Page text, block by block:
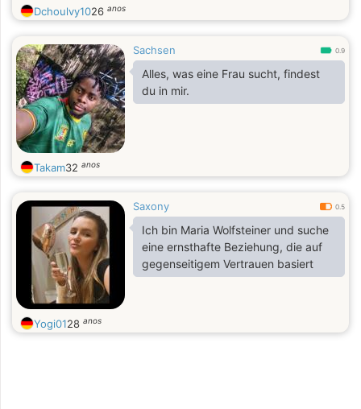
intéressantes et découvrir de
Dchoulvy1026 anos
Sachsen 0.9
Alles, was eine Frau sucht, findest
du in mir.
Takam32 anos
Saxony 0.5
Ich bin Maria Wolfsteiner und suche
eine ernsthafte Beziehung, die auf
gegenseitigem Vertrauen basiert
Yogi0128 anos